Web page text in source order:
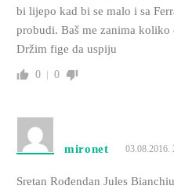
bi lijepo kad bi se malo i sa
probudi. Baš me zanima
Držim fige da uspiju
0 0
mironet 03.08.2016.
Sretan Rođendan Jules